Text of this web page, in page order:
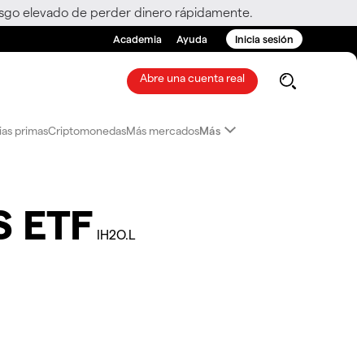
elevado de perder dinero rápidamente.
Academia Ayuda Inicia sesión
Abre una cuenta real
primasCriptomonedasMás mercadosMás
ETF IH2O.L